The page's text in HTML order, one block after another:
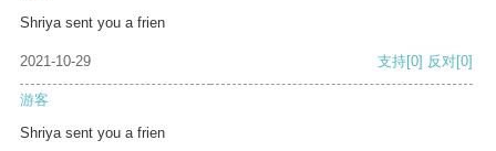
Shriya sent you a frien
2021-10-29 支持[0] 反对[0]
游客
Shriya sent you a frien